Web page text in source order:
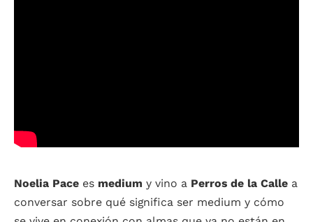
Noelia Pace es medium y vino a Perros de la Calle a
conversar sobre qué significa ser medium y cómo